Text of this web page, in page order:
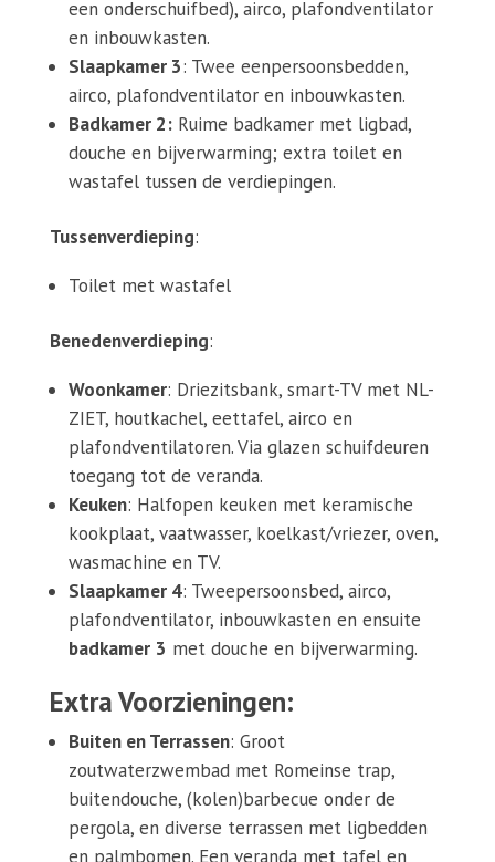
een onderschuifbed), airco, plafondventilator
en inbouwkasten.
Slaapkamer 3: Twee eenpersoonsbedden,
airco, plafondventilator en inbouwkasten.
Badkamer 2:Ruime badkamer met ligbad,
douche en bijverwarming; extra toilet en
wastafel tussen de verdiepingen.
Tussenverdieping:
Toilet met wastafel
Benedenverdieping:
Woonkamer: Driezitsbank, smart-TV met NL-
ZIET, houtkachel, eettafel, airco en
plafondventilatoren. Via glazen schuifdeuren
toegang tot de veranda.
Keuken: Halfopen keuken met keramische
kookplaat, vaatwasser, koelkast/vriezer, oven,
wasmachine en TV.
Slaapkamer 4: Tweepersoonsbed, airco,
plafondventilator, inbouwkasten en ensuite
badkamer 3 met douche en bijverwarming.
Extra Voorzieningen:
Buiten en Terrassen: Groot
zoutwaterzwembad met Romeinse trap,
buitendouche, (kolen)barbecue onder de
pergola, en diverse terrassen met ligbedden
en palmbomen. Een veranda met tafel en